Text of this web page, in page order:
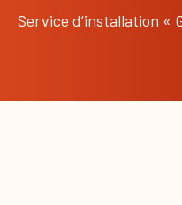
Service d’installation «